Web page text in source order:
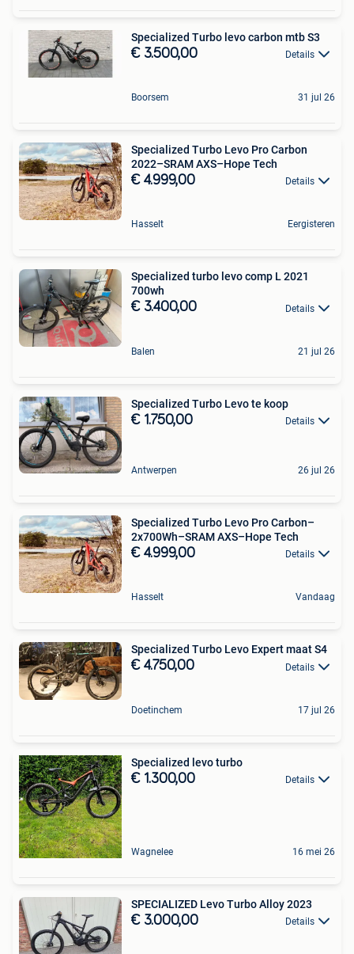
Specialized Turbo levo carbon mtb S3
€ 3.500,00 Details
Boorsem 31 jul 26
Specialized Turbo Levo Pro Carbon
2022–SRAM AXS–Hope Tech
€ 4.999,00 Details
Hasselt Eergisteren
Specialized turbo levo comp L 2021
700wh
€ 3.400,00 Details
Balen 21 jul 26
Specialized Turbo Levo te koop
€ 1.750,00 Details
Antwerpen 26 jul 26
Specialized Turbo Levo Pro Carbon–
2x700Wh–SRAM AXS–Hope Tech
€ 4.999,00 Details
Hasselt Vandaag
Specialized Turbo Levo Expert maat S4
€ 4.750,00 Details
Doetinchem 17 jul 26
Specialized levo turbo
€ 1.300,00 Details
Wagnelee 16 mei 26
SPECIALIZED Levo Turbo Alloy 2023
€ 3.000,00 Details